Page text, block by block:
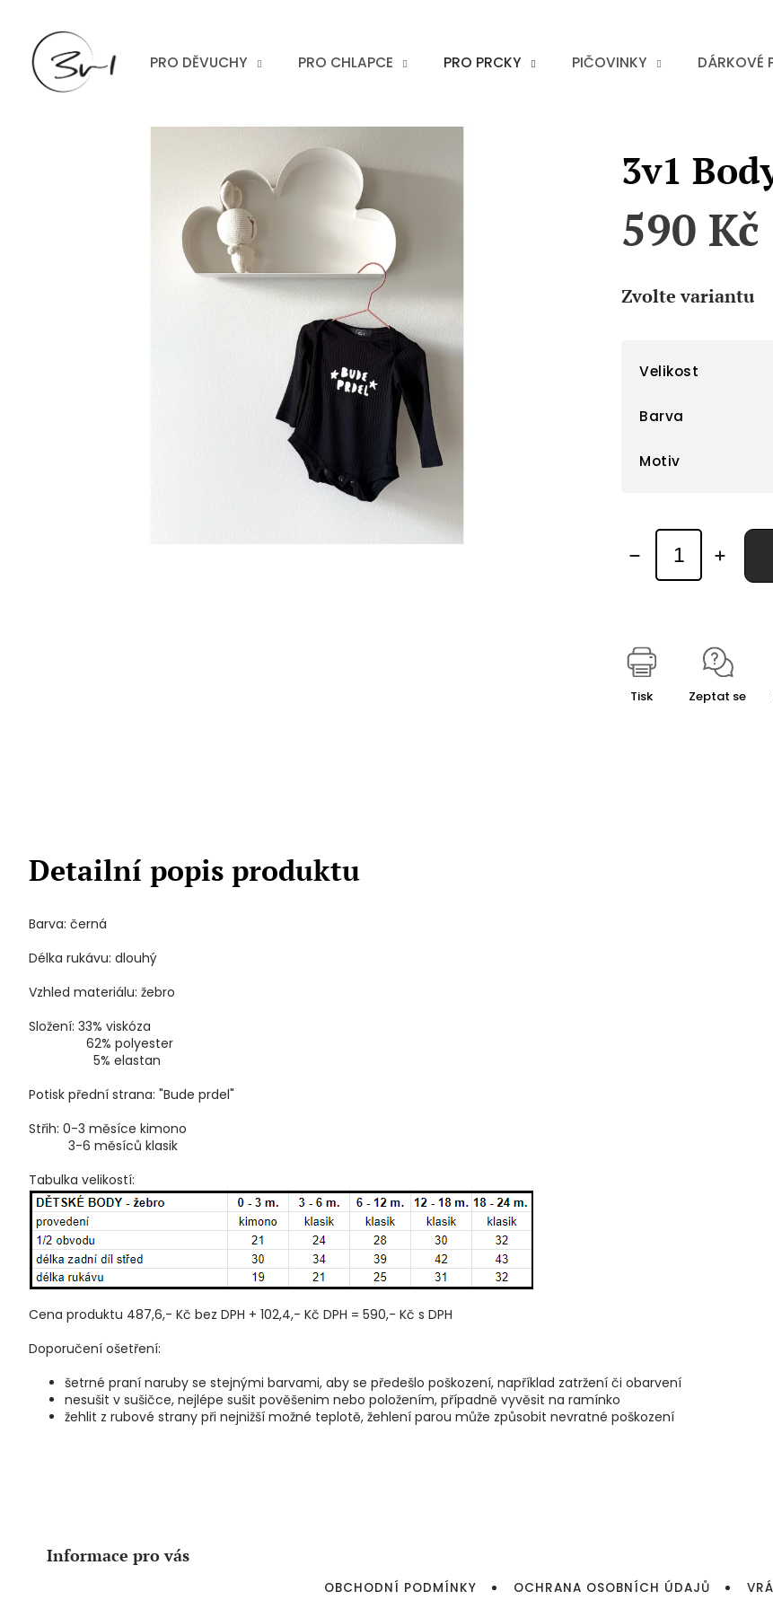
obsah
PRO DĚVUCHY PRO CHLAPCE PRO PRCKY PIČOVINKY DÁRKOVÉ
3v1
590 Kč
Zvolte variantu
Velikost
Barva
Motiv
Tisk Zeptat se
Detailní popis produktu
Barva: černá
Délka rukávu: dlouhý
Vzhled materiálu: žebro
Složení: 33% viskóza
62% polyester
5% elastan
Potisk přední strana: "Bude prdel"
Střih: 0-3 měsíce kimono
3-6 měsíců klasik
Tabulka velikostí:
Cena produktu 487,6,- Kč bez DPH + 102,4,- Kč DPH = 590,- Kč s DPH
Doporučení ošetření:
šetrné praní naruby se stejnými barvami, aby se předešlo poškození, například zatržení či obarvení
nesušit v sušičce, nejlépe sušit pověšenim nebo položením, případně vyvěsit na ramínko
žehlit z rubové strany při nejnižší možné teplotě, žehlení parou může způsobit nevratné poškození
Informace pro vás
OBCHODNÍ PODMÍNKY OCHRANA OSOBNÍCH ÚDAJŮ